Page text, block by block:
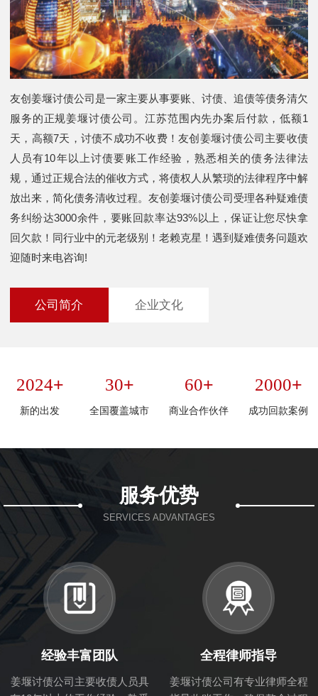
友创姜堰讨债公司是一家主要从事要账、讨债、追债等债务清欠
服务的正规姜堰讨债公司。江苏范围内先办案后付款，低额1
天，高额7天，讨债不成功不收费！友创姜堰讨债公司主要收债
人员有10年以上讨债要账工作经验，熟悉相关的债务法律法
规，通过正规合法的催收方式，将债权人从繁琐的法律程序中解
放出来，简化债务清收过程。友创姜堰讨债公司受理各种疑难债
务纠纷达3000余件，要账回款率达93%以上，保证让您尽快拿
回欠款！同行业中的元老级别！老赖克星！遇到疑难债务问题欢
迎随时来电咨询!
公司简介 企业文化
2024+
新的出发
30+
全国覆盖城市
60+
商业合作伙伴
2000+
成功回款案例
服务优势
SERVICES ADVANTAGES
经验丰富团队
姜堰讨债公司主要收债人员具
全程律师指导
姜堰讨债公司有专业律师全程